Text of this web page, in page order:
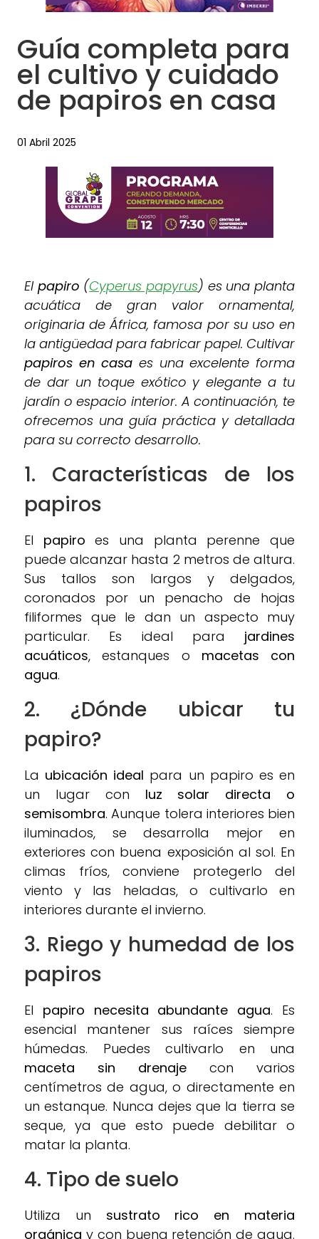
Guía completa para
el cultivo y cuidado
de papiros en casa
01 Abril 2025
El papiro (Cyperus papyrus) es una planta
acuática de gran valor ornamental,
originaria de África, famosa por su uso en
la antigüedad para fabricar papel. Cultivar
papiros en casa es una excelente forma
de dar un toque exótico y elegante a tu
jardín o espacio interior. A continuación, te
ofrecemos una guía práctica y detallada
para su correcto desarrollo.
1. Características de los
papiros
El papiro es una planta perenne que
puede alcanzar hasta 2 metros de altura.
Sus tallos son largos y delgados,
coronados por un penacho de hojas
filiformes que le dan un aspecto muy
particular. Es ideal para jardines
acuáticos, estanques o macetas con
agua.
2. ¿Dónde ubicar tu
papiro?
La ubicación ideal para un papiro es en
un lugar con luz solar directa o
semisombra. Aunque tolera interiores bien
iluminados, se desarrolla mejor en
exteriores con buena exposición al sol. En
climas fríos, conviene protegerlo del
viento y las heladas, o cultivarlo en
interiores durante el invierno.
3. Riego y humedad de los
papiros
El papiro necesita abundante agua. Es
esencial mantener sus raíces siempre
húmedas. Puedes cultivarlo en una
maceta sin drenaje con varios
centímetros de agua, o directamente en
un estanque. Nunca dejes que la tierra se
seque, ya que esto puede debilitar o
matar la planta.
4. Tipo de suelo
Utiliza un sustrato rico en materia
orgánica y con buena retención de agua.